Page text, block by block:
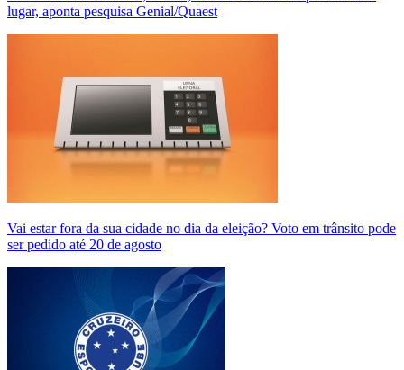
lugar, aponta pesquisa Genial/Quaest
Vai estar fora da sua cidade no dia da eleição? Voto em trânsito pode
ser pedido até 20 de agosto